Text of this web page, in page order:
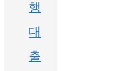
행
대
출